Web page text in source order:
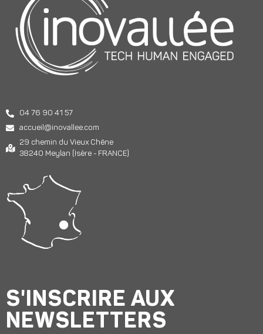
04 76 90 41 57
accueil@inovallee.com
29 chemin du Vieux Chêne
38240 Meylan (Isère - FRANCE)
S'INSCRIRE AUX
NEWSLETTERS